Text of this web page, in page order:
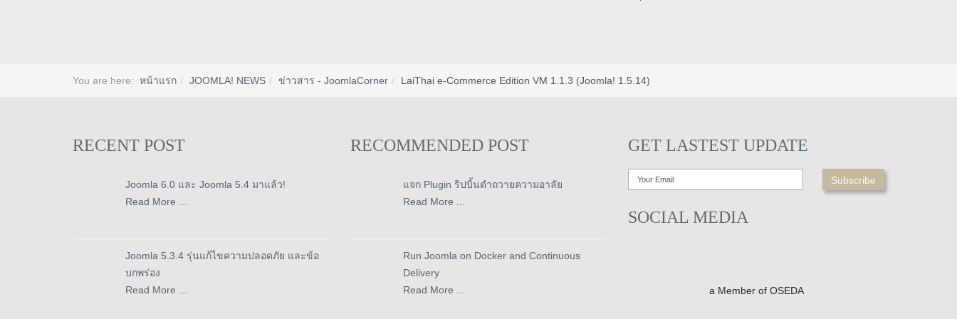
You are here: หน้าแรก JOOMLA! NEWS ข่าวสาร - JoomlaCorner LaiThai e-Commerce Edition VM 1.1.3 (Joomla! 1.5.14)
RECENT POST
Joomla 6.0 และ Joomla 5.4 มาแล้ว!
Read More ...
Joomla 5.3.4 รุ่นแก้ไขความปลอดภัย และข้อ
บกพร่อง
Read More ...
RECOMMENDED POST
แจก Plugin ริปบิ้นดำถวายความอาลัย
Read More ...
Run Joomla on Docker and Continuous
Delivery
Read More ...
GET LASTEST UPDATE
SOCIAL MEDIA
a Member of OSEDA